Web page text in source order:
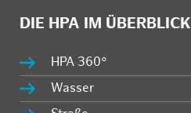
DIE HPA IM ÜBERBLICK
HPA 360°
Wasser